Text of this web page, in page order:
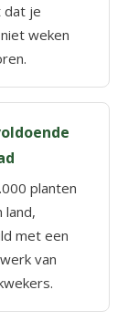
dat je
weken
planten
land,
met een
van